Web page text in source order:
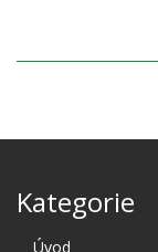
Kategorie
Úvod